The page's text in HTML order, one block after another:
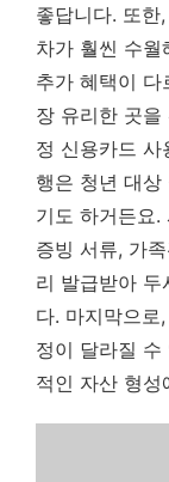
좋답니다. 또한
차가 훨씬 수
추가 혜택이
장 유리한 곳을
정 신용카드
행은 청년 대
기도 하거든요.
증빙 서류, 가
리 발급받아 두
다. 마지막으로
정이 달라질 수
적인 자산 형성